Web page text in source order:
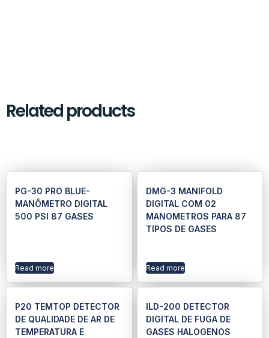
Related products
PG-30 PRO BLUE-
MANÔMETRO DIGITAL
500 PSI 87 GASES
Read more
DMG-3 MANIFOLD
DIGITAL COM 02
MANOMETROS PARA 87
TIPOS DE GASES
Read more
P20 TEMTOP DETECTOR
DE QUALIDADE DE AR DE
TEMPERATURA E
ILD-200 DETECTOR
DIGITAL DE FUGA DE
GASES HALOGENOS